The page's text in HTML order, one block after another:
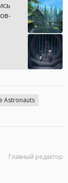
Astronauts
Главный редактор